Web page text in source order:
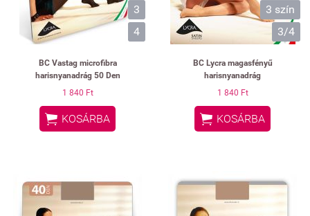
3
4
BC Vastag microfibra
harisnyanadrág 50 Den
1 840 Ft
 KOSÁRBA
3 szín
3/4
BC Lycra magasfényű
harisnyanadrág
1 840 Ft
 KOSÁRBA